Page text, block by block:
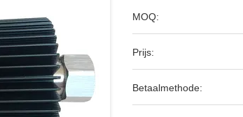
MOQ:
Prijs:
Betaalmethode: